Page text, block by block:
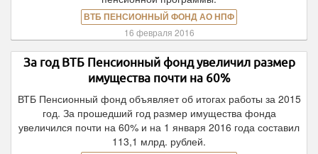
ВТБ ПЕНСИОННЫЙ ФОНД АО НПФ
16 февраля 2016
За год ВТБ Пенсионный фонд увеличил размер
имущества почти на 60%
ВТБ Пенсионный фонд объявляет об итогах работы за 2015
год. За прошедший год размер имущества фонда
увеличился почти на 60% и на 1 января 2016 года составил
113,1 млрд. рублей.